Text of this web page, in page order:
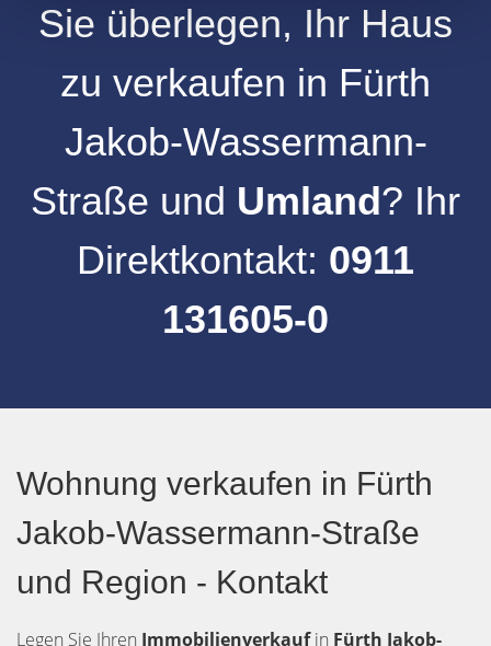
Sie überlegen, Ihr Haus
zu verkaufen in Fürth
Jakob-Wassermann-
Straße und Umland? Ihr
Direktkontakt: 0911
131605-0
Wohnung verkaufen in Fürth
Jakob-Wassermann-Straße
und Region - Kontakt
Legen Sie Ihren Immobilienverkaufin Fürth Jakob-